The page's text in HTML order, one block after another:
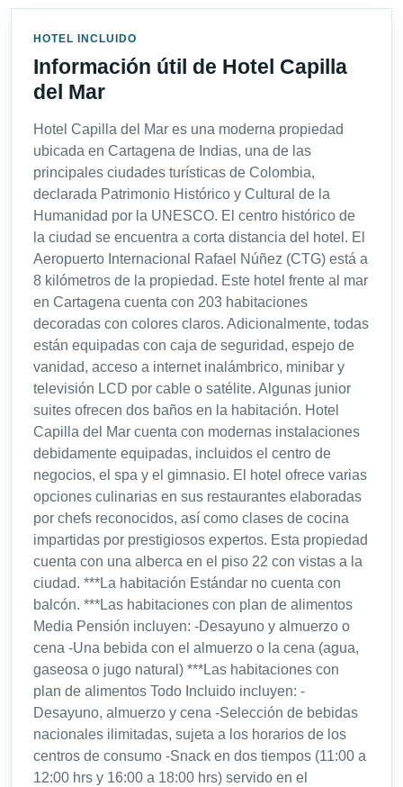
HOTEL INCLUIDO
Información útil de Hotel Capilla
del Mar
Hotel Capilla del Mar es una moderna propiedad
ubicada en Cartagena de Indias, una de las
principales ciudades turísticas de Colombia,
declarada Patrimonio Histórico y Cultural de la
Humanidad por la UNESCO. El centro histórico de
la ciudad se encuentra a corta distancia del hotel. El
Aeropuerto Internacional Rafael Núñez (CTG) está a
8 kilómetros de la propiedad. Este hotel frente al mar
en Cartagena cuenta con 203 habitaciones
decoradas con colores claros. Adicionalmente, todas
están equipadas con caja de seguridad, espejo de
vanidad, acceso a internet inalámbrico, minibar y
televisión LCD por cable o satélite. Algunas junior
suites ofrecen dos baños en la habitación. Hotel
Capilla del Mar cuenta con modernas instalaciones
debidamente equipadas, incluidos el centro de
negocios, el spa y el gimnasio. El hotel ofrece varias
opciones culinarias en sus restaurantes elaboradas
por chefs reconocidos, así como clases de cocina
impartidas por prestigiosos expertos. Esta propiedad
cuenta con una alberca en el piso 22 con vistas a la
ciudad. ***La habitación Estándar no cuenta con
balcón. ***Las habitaciones con plan de alimentos
Media Pensión incluyen: -Desayuno y almuerzo o
cena -Una bebida con el almuerzo o la cena (agua,
gaseosa o jugo natural) ***Las habitaciones con
plan de alimentos Todo Incluido incluyen: -
Desayuno, almuerzo y cena -Selección de bebidas
nacionales ilimitadas, sujeta a los horarios de los
centros de consumo -Snack en dos tiempos (11:00 a
12:00 hrs y 16:00 a 18:00 hrs) servido en el